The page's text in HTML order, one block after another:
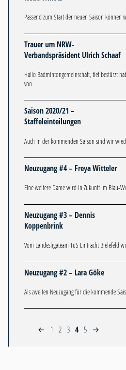
Passend zum Start der neuen Saison können
Trauer um NRW-
Verbandspräsident Ulrich Schaaf
Hallo Badmintongemeinschaft, tief bestürzt
von
Saison 2020/21 –
Staffeleinteilungen
Auch in der kommenden Saison sind wir
Neuzugang #4 – Freya Witteler
Eine weitere Dame wird in Zukunft im Blau-
Neuzugang #3 – Dennis
Koppenbrink
Vom Landesligateam TuS Eintracht Bielefeld
Neuzugang #2 – Lara Göke
Als zweiten Neuzugang für die kommende
← 1 2 3 4 5 →